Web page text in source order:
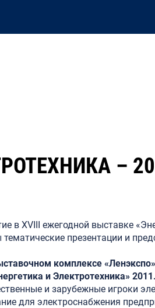
–
в XVIII ежегодной выставке
презентации и
комплексе
и Электротехника» 2011.
и зарубежные игроки
для электроснабжения